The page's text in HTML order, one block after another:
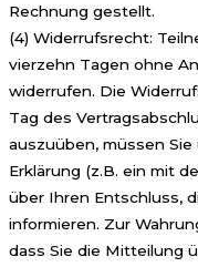
Rechnung gestellt.
(4) Widerrufsrecht:
vierzehn Tagen ohne
widerrufen. Die
Tag des
auszuüben, müssen
Erklärung (z.B. ein mit
über Ihren Entschluss,
informieren. Zur
dass Sie die Mitteilung